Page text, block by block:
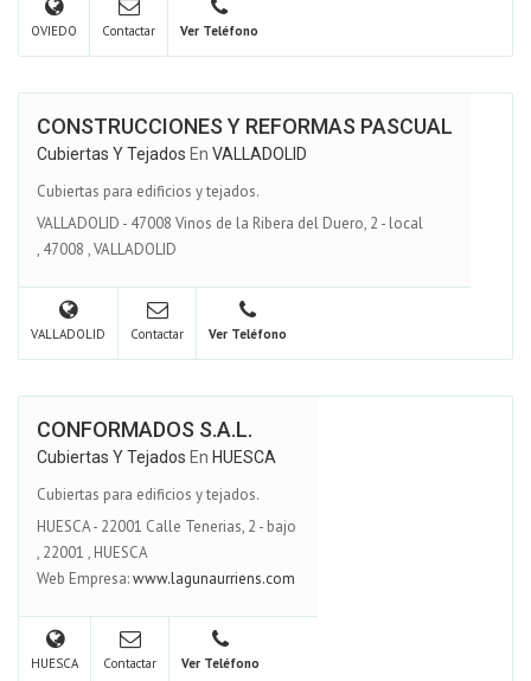
OVIEDO Contactar Ver Teléfono
CONSTRUCCIONES Y REFORMAS PASCUAL
Cubiertas Y Tejados En VALLADOLID
Cubiertas para edificios y tejados.
VALLADOLID - 47008 Vinos de la Ribera del Duero, 2 - local
, 47008 ,VALLADOLID
VALLADOLID Contactar Ver Teléfono
CONFORMADOS S.A.L.
Cubiertas Y Tejados En HUESCA
Cubiertas para edificios y tejados.
HUESCA - 22001 Calle Tenerias, 2 - bajo
, 22001 , HUESCA
Web Empresa:www.lagunaurriens.com
HUESCA Contactar Ver Teléfono